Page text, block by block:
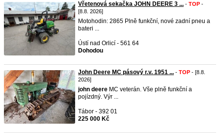
Vřetenová sekačka JOHN DEERE 3 ... - TOP -
[8.8. 2026]
Motohodin: 2865 Plně funkční, nové zadní pneu a
bateri ...
Ústí nad Orlicí - 561 64
Dohodou
John Deere MC pásový r.v. 1951 ... - TOP - [8.8.
2026]
john deere MC veterán. Vše plně funkční a
pojízdný. Výr ...
Tábor - 392 01
225 000 Kč